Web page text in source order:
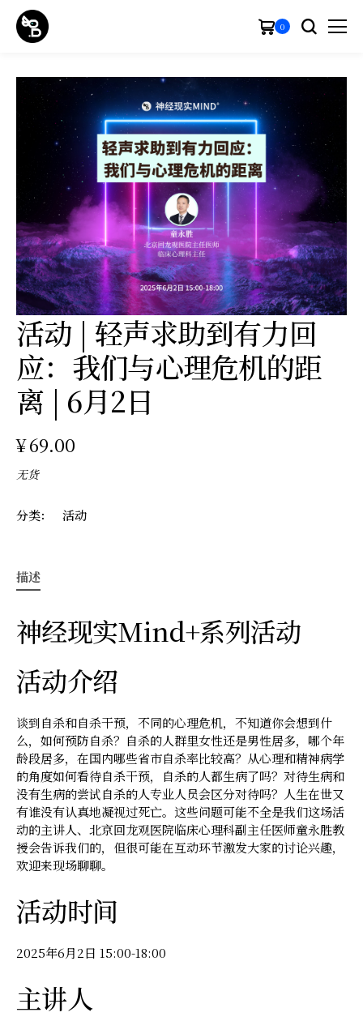
0
活动 | 轻声求助到有力回
应：我们与心理危机的距
离 | 6月2日
¥69.00
无货
分类： 活动
描述
神经现实Mind+系列活动
活动介绍
谈到自杀和自杀干预，不同的心理危机，不知道你会想到什
么，如何预防自杀？自杀的人群里女性还是男性居多，哪个年
龄段居多，在国内哪些省市自杀率比较高？从心理和精神病学
的角度如何看待自杀干预，自杀的人都生病了吗？对待生病和
没有生病的尝试自杀的人专业人员会区分对待吗？人生在世又
有谁没有认真地凝视过死亡。这些问题可能不全是我们这场活
动的主讲人、北京回龙观医院临床心理科副主任医师童永胜教
授会告诉我们的，但很可能在互动环节激发大家的讨论兴趣，
欢迎来现场聊聊。
活动时间
2025年6月2日 15:00-18:00
主讲人